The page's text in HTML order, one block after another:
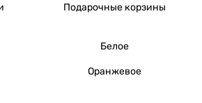
Подарочные корзины
Белое
Оранжевое